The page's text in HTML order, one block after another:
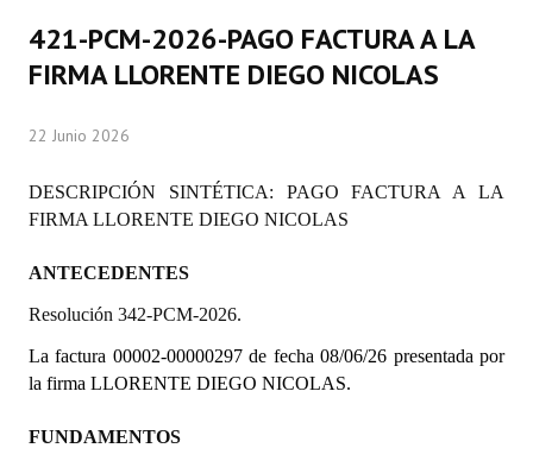
Comisiones Permanentes
Programas
Constitución Nacional
Constitución Provincial
421-PCM-2026-PAGO FACTURA A LA
FIRMA LLORENTE DIEGO NICOLAS
22 Junio 2026
DESCRIPCIÓN SINTÉTICA: PAGO FACTURA A LA
FIRMA LLORENTE DIEGO NICOLAS
ANTECEDENTES
Resolución 342-PCM-2026.
La factura 00002-00000297 de fecha 08/06/26 presentada por
la firma LLORENTE DIEGO NICOLAS.
FUNDAMENTOS